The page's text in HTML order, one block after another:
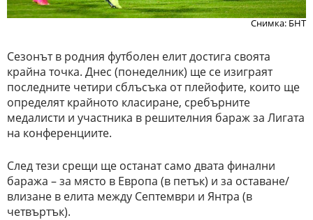
Снимка: БНТ
Сезонът в родния футболен елит достига своята
крайна точка. Днес (понеделник) ще се изиграят
последните четири сблъсъка от плейофите, които ще
определят крайното класиране, сребърните
медалисти и участника в решителния бараж за Лигата
на конференциите.
След тези срещи ще останат само двата финални
баража – за място в Европа (в петък) и за оставане/
влизане в елита между Септември и Янтра (в
четвъртък).